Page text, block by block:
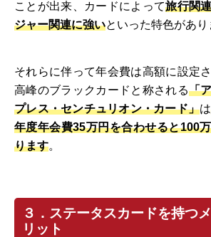
ことが出来、カードによって旅行関
ジャー関連に強いといった特色があり
それらに伴って年会費は高額に設定
高峰のブラックカードと称される「
プレス・センチュリオン・カード」は
年度年会費35万円を合わせると100
ります。
３．ステータスカードを持つ
リット